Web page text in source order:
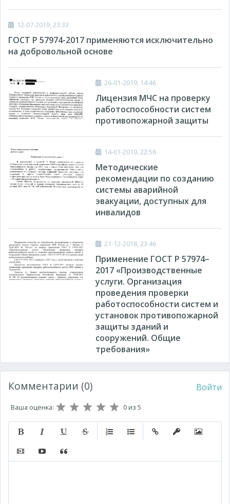
12-07-2019, 23:33
ГОСТ Р 57974-2017 применяются исключительно
на добровольной основе
26-01-2019, 14:46
Лицензия МЧС на проверку
работоспособности систем
противопожарной защиты
14-01-2019, 22:56
Методические
рекомендации по созданию
системы аварийной
эвакуации, доступных для
инвалидов
21-12-2018, 23:46
Применение ГОСТ Р 57974–
2017 «Производственные
услуги. Организация
проведения проверки
работоспособности систем и
установок противопожарной
защиты зданий и
сооружений. Общие
требования»
Комментарии (0) Войти
Ваша оценка: 0из 5